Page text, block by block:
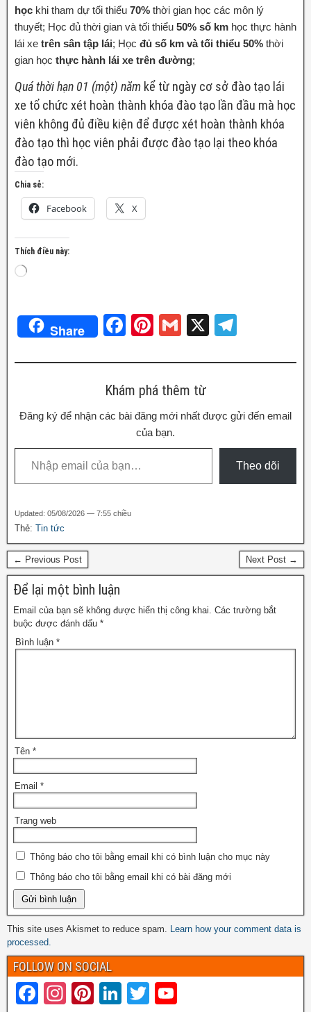
học khi tham dự tối thiểu 70% thời gian học các môn lý
thuyết; Học đủ thời gian và tối thiểu 50% số km học thực hành
lái xe trên sân tập lái; Học đủ số km và tối thiểu 50% thời
gian học thực hành lái xe trên đường;
Quá thời hạn 01 (một) năm kể từ ngày cơ sở đào tạo lái
xe tổ chức xét hoàn thành khóa đào tạo lần đầu mà học
viên không đủ điều kiện để được xét hoàn thành khóa
đào tạo thì học viên phải được đào tạo lại theo khóa
đào tạo mới.
Chia sẻ:
Facebook X
Thích điều này:
Share
F
c
e
b
o
o
k
Pi
er
e
st
G
ail
X
e
a
Khám phá thêm từ
Đăng ký để nhận các bài đăng mới nhất được gửi đến email
của bạn.
Theo dõi
Updated: 05/08/2026 — 7:55 chiều
Thẻ: Tin tức
← Previous Post Next Post →
Để lại một bình luận
Email của bạn sẽ không được hiển thị công khai. Các trường bắt
buộc được đánh dấu *
Bình luận *
Tên *
Email *
Trang web
Thông báo cho tôi bằng email khi có bình luận cho mục này
Thông báo cho tôi bằng email khi có bài đăng mới
This site uses Akismet to reduce spam. Learn how your comment data is
processed.
FOLLOW ON SOCIAL
F
In
Pi
Li
T